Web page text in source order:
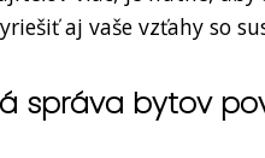
aj vaše vzťahy so
správa bytov